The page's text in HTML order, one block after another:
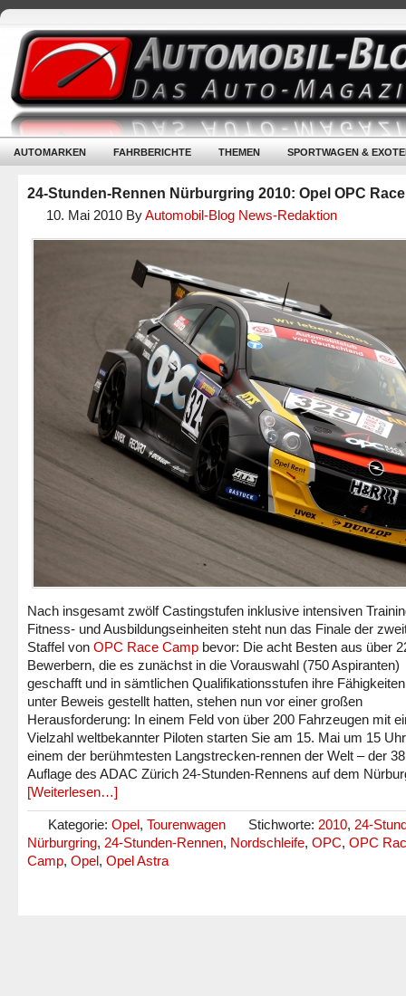
AUTOMARKEN FAHRBERICHTE THEMEN SPORTWAGEN &
24-Stunden-Rennen Nürburgring 2010: Opel OPC
10. Mai 2010 ByAutomobil-Blog News-Redaktion
Nach insgesamt zwölf Castingstufen inklusive intensiven
Fitness- und Ausbildungseinheiten steht nun das Finale der
Staffel von OPC Race Camp bevor: Die acht Besten aus über
Bewerbern, die es zunächst in die Vorauswahl (750 Aspiranten)
geschafft und in sämtlichen Qualifikationsstufen ihre
unter Beweis gestellt hatten, stehen nun vor einer großen
Herausforderung: In einem Feld von über 200 Fahrzeugen mit
Vielzahl weltbekannter Piloten starten Sie am 15. Mai um 15
einem der berühmtesten Langstrecken-rennen der Welt – der
Auflage des ADAC Zürich 24-Stunden-Rennens auf dem
[Weiterlesen…]
Kategorie: Opel, Tourenwagen Stichworte: 2010, 24-
Nürburgring, 24-Stunden-Rennen, Nordschleife, OPC, OPC
Camp, Opel, Opel Astra